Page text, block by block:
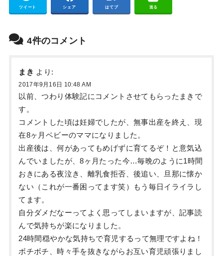
ツイート シェア はてブ 送る
4件のコメント
まき より:
2017年9月16日 10:48 AM
以前、つわり体験記にコメントさせてもらったまきで
す。
コメントした頃は妊婦でしたが、無事出産を終え、現
在8ヶ月ベビーのママになりました。
出産後は、何があってもめげずに育てるぞ！と意気込
んでいましたが、8ヶ月たった今…毎晩のように1時間
おきにある夜泣き、離乳食拒否、後追い、旦那に懐か
ない（これが一番困ってます笑）もう毎日イライラし
てます。
自分ダメだなーってよく思ってしまいますが、記事読
んで気持ちが楽になりました。
24時間穏やかな気持ちで育児するって無理ですよね！
ボチボチ、時々手を抜きながらお互い育児頑張りまし